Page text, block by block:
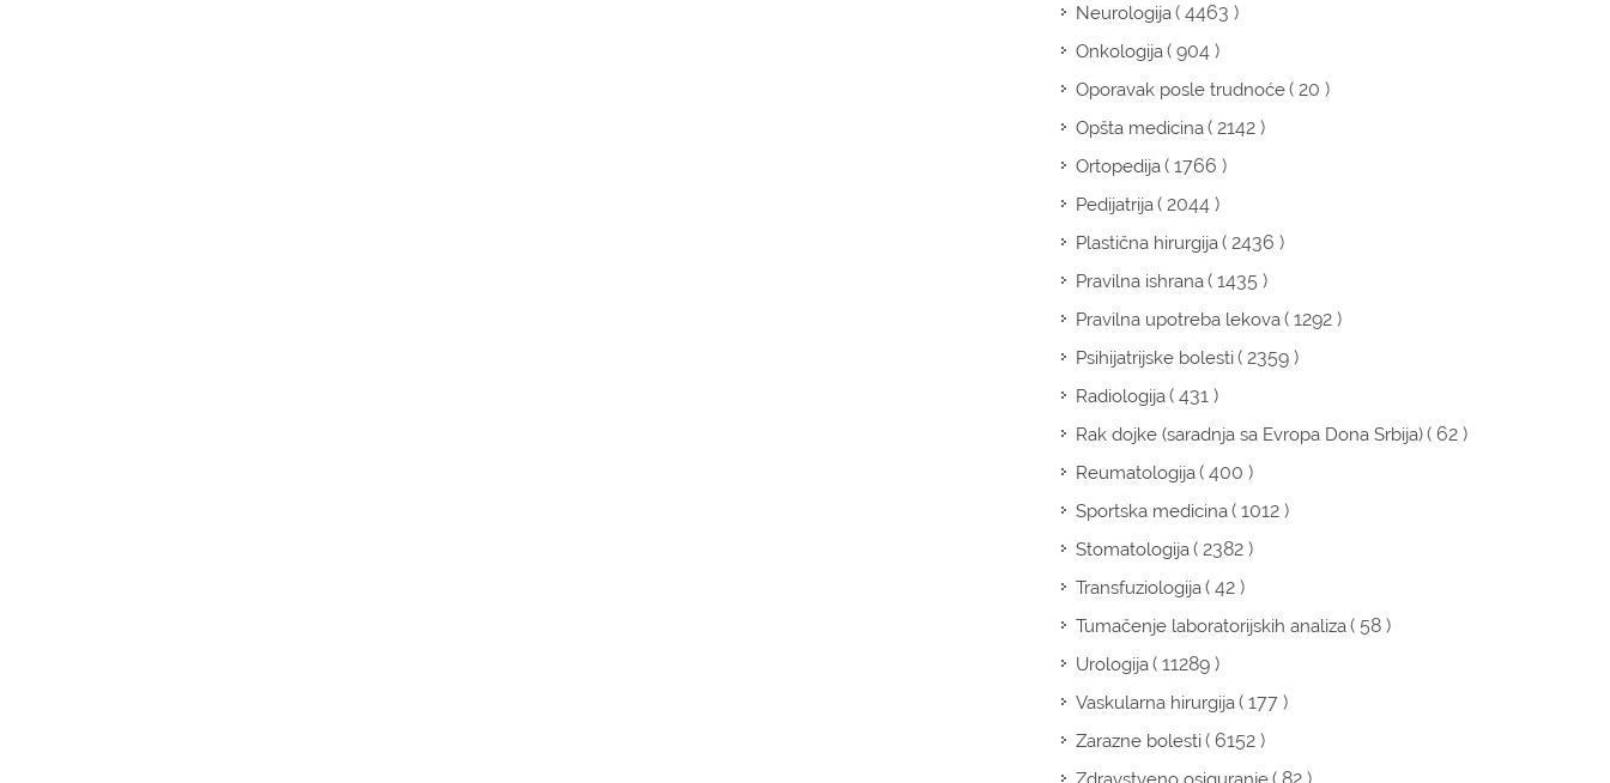
Neurologija( 4463 )
Onkologija( 904 )
Oporavak posle trudnoće( 20 )
Opšta medicina( 2142 )
Ortopedija( 1766 )
Pedijatrija( 2044 )
Plastična hirurgija( 2436 )
Pravilna ishrana( 1435 )
Pravilna upotreba lekova( 1292 )
Psihijatrijske bolesti( 2359 )
Radiologija( 431 )
Rak dojke (saradnja sa Evropa Dona Srbija)( 62 )
Reumatologija( 400 )
Sportska medicina( 1012 )
Stomatologija( 2382 )
Transfuziologija( 42 )
Tumačenje laboratorijskih analiza( 58 )
Urologija( 11289 )
Vaskularna hirurgija( 177 )
Zarazne bolesti( 6152 )